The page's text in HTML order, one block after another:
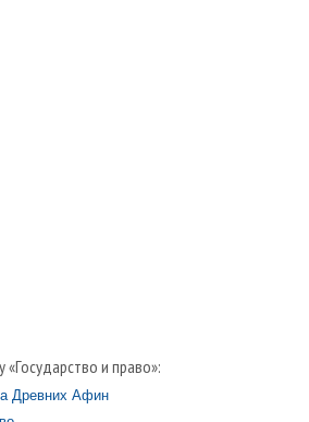
и право»:
Древних Афин